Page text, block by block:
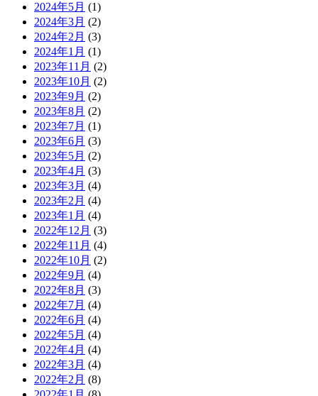
2024年5月 (1)
2024年3月 (2)
2024年2月 (3)
2024年1月 (1)
2023年11月 (2)
2023年10月 (2)
2023年9月 (2)
2023年8月 (2)
2023年7月 (1)
2023年6月 (3)
2023年5月 (2)
2023年4月 (3)
2023年3月 (4)
2023年2月 (4)
2023年1月 (4)
2022年12月 (3)
2022年11月 (4)
2022年10月 (2)
2022年9月 (4)
2022年8月 (3)
2022年7月 (4)
2022年6月 (4)
2022年5月 (4)
2022年4月 (4)
2022年3月 (4)
2022年2月 (8)